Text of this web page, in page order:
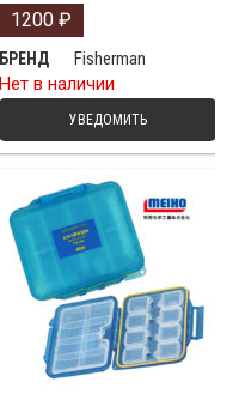
1200 ₽
БРЕНД
Fisherman
Нет в наличии
УВЕДОМИТЬ